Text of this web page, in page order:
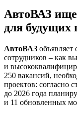
АвтоВАЗ
для будущих
АвтоВАЗ
сотрудников – как
и
250 вакансий,
проектов: согласно
до 2026 года
и 11 обновленных